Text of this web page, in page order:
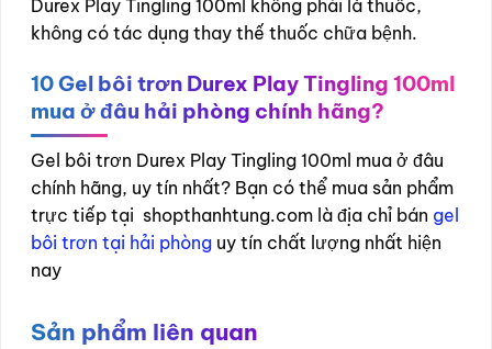
Durex Play Tingling 100ml không phải là thuốc,
không có tác dụng thay thế thuốc chữa bệnh.
10Gel bôi trơn Durex Play Tingling 100ml
mua ở đâu hải phòng chính hãng?
Gel bôi trơn Durex Play Tingling 100ml mua ở đâu
chính hãng, uy tín nhất? Bạn có thể mua sản phẩm
trực tiếp tại shopthanhtung.com là địa chỉ bán gel
bôi trơn tại hải phòng uy tín chất lượng nhất hiện
nay
Sản phẩm liên quan